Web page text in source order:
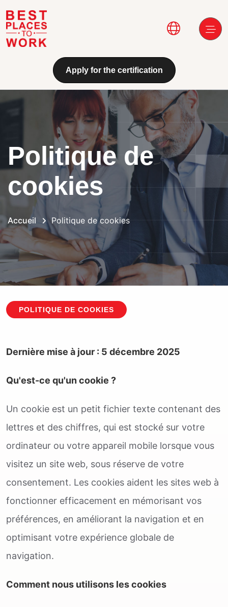
Aller au contenu principal
Main
Apply for the certification
Politique de
cookies
Accueil Politique de cookies
POLITIQUE DE COOKIES
Dernière mise à jour : 5 décembre 2025
Qu'est-ce qu'un cookie ?
Un cookie est un petit fichier texte contenant des
lettres et des chiffres, qui est stocké sur votre
ordinateur ou votre appareil mobile lorsque vous
visitez un site web, sous réserve de votre
consentement. Les cookies aident les sites web à
fonctionner efficacement en mémorisant vos
préférences, en améliorant la navigation et en
optimisant votre expérience globale de
navigation.
Comment nous utilisons les cookies